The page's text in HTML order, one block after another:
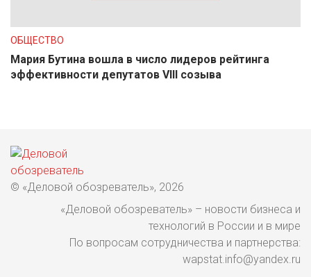
ОБЩЕСТВО
Мария Бутина вошла в число лидеров рейтинга
эффективности депутатов VIII созыва
© «Деловой обозреватель», 2026
«Деловой обозреватель» – новости бизнеса и
технологий в России и в мире
По вопросам сотрудничества и партнерства:
wapstat.info@yandex.ru